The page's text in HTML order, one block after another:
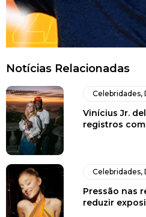
Notícias Relacionadas
Celebridades,
Vinícius Jr.
registros
Celebridades,
Pressão nas
reduzir